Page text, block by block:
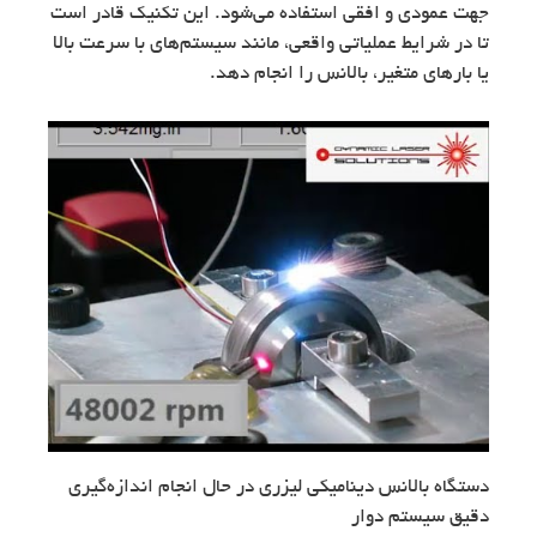
جهت عمودی و افقی استفاده می‌شود. این تکنیک قادر است
تا در شرایط عملیاتی واقعی، مانند سیستم‌های با سرعت بالا
یا بارهای متغیر، بالانس را انجام دهد.
دستگاه بالانس دینامیکی لیزری در حال انجام اندازه‌گیری
دقیق سیستم دوار